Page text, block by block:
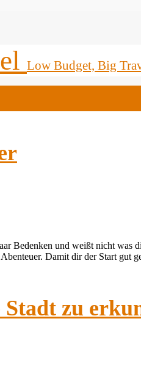
Low Budget, Big
Bedenken und weißt nicht
Damit dir der Start
Stadt zu